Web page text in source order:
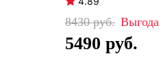
8430
5490